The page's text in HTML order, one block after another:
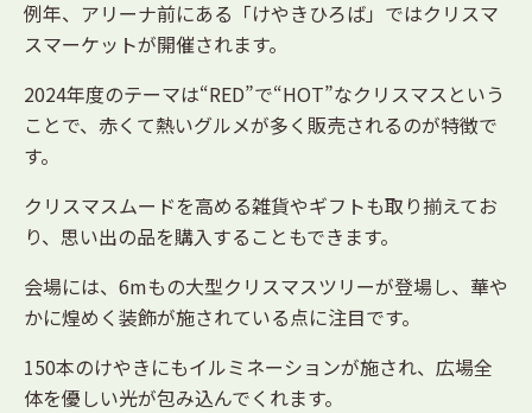
例年、アリーナ前にある「けやきひろば」ではクリスマ
スマーケットが開催されます。
2024年度のテーマは“RED”で“HOT”なクリスマスという
ことで、赤くて熱いグルメが多く販売されるのが特徴で
す。
クリスマスムードを高める雑貨やギフトも取り揃えてお
り、思い出の品を購入することもできます。
会場には、6mもの大型クリスマスツリーが登場し、華や
かに煌めく装飾が施されている点に注目です。
150本のけやきにもイルミネーションが施され、広場全
体を優しい光が包み込んでくれます。